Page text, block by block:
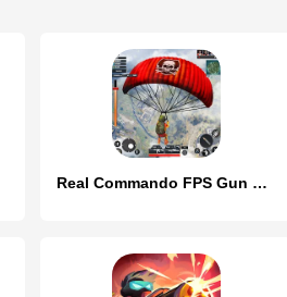
Real Commando FPS Gun Shooting